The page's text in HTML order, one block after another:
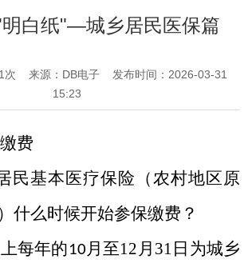
明白纸"—城乡居民医保篇
次 来源：DB电子
发布时间：2026-03-31
15:23
费
民基本医疗保险（农村地区原
什么时候开始参保缴费？
每年的10月至12 月 31 日为城乡